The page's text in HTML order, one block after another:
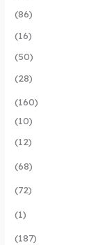
(86)
(16)
(50)
(28)
(160)
(10)
(12)
(68)
(72)
(1)
(187)